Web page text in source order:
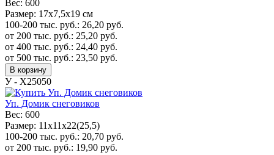
Вес: 600
Размер: 17x7,5x19 см
100-200 тыс. руб.: 26,20 руб.
от 200 тыс. руб.: 25,20 руб.
от 400 тыс. руб.: 24,40 руб.
от 500 тыс. руб.: 23,50 руб.
В корзину
У - Х25050
Уп. Домик снеговиков
Вес: 600
Размер: 11х11х22(25,5)
100-200 тыс. руб.: 20,70 руб.
от 200 тыс. руб.: 19,90 руб.